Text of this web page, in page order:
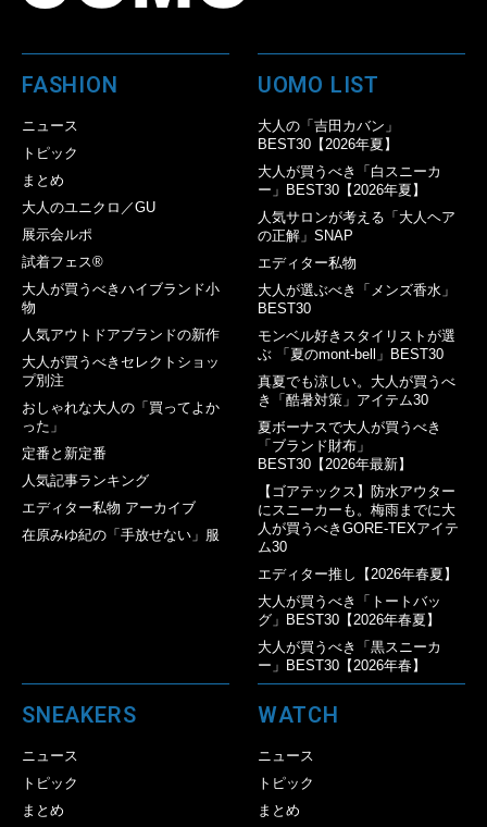
FASHION
ニュース
トピック
まとめ
大人のユニクロ／GU
展示会ルポ
試着フェス®︎
大人が買うべきハイブランド小
物
人気アウトドアブランドの新作
大人が買うべきセレクトショッ
プ別注
おしゃれな大人の「買ってよか
った」
定番と新定番
人気記事ランキング
エディター私物 アーカイブ
在原みゆ紀の「手放せない」服
UOMO LIST
大人の「吉田カバン」
BEST30【2026年夏】
大人が買うべき「白スニーカ
ー」BEST30【2026年夏】
人気サロンが考える「大人ヘア
の正解」SNAP
エディター私物
大人が選ぶべき「メンズ香水」
BEST30
モンベル好きスタイリストが選
ぶ 「夏のmont-bell」BEST30
真夏でも涼しい。大人が買うべ
き「酷暑対策」アイテム30
夏ボーナスで大人が買うべき
「ブランド財布」
BEST30【2026年最新】
【ゴアテックス】防水アウター
にスニーカーも。梅雨までに大
人が買うべきGORE-TEXアイテ
ム30
エディター推し【2026年春夏】
大人が買うべき「トートバッ
グ」BEST30【2026年春夏】
大人が買うべき「黒スニーカ
ー」BEST30【2026年春】
SNEAKERS
ニュース
トピック
まとめ
WATCH
ニュース
トピック
まとめ